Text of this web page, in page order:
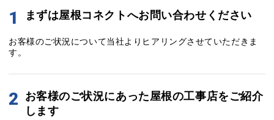
1 まずは屋根コネクトへお問い合わせください
お客様のご状況について当社よりヒアリングさせていただきま
す。
2
お客様のご状況にあった屋根の工事店をご紹介
します